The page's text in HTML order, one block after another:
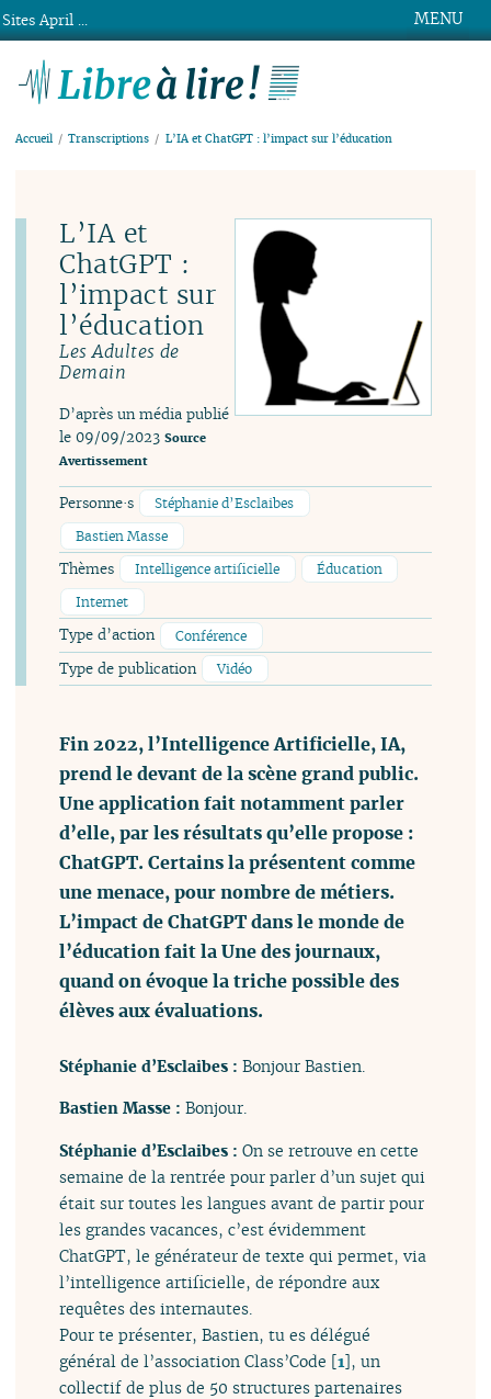
MENU
Accueil Transcriptions L’IA et ChatGPT : l’impact sur l’éducation
L’IA et
ChatGPT :
l’impact sur
l’éducation
Les Adultes de
Demain
D’après un média publié
le 09/09/2023 Source
Avertissement
Personne·s
Stéphanie d’Esclaibes
Bastien Masse
Thèmes Intelligence artificielle
Éducation
Internet
Type d’action Conférence
Type de publication Vidéo
Fin 2022, l’Intelligence Artificielle, IA,
prend le devant de la scène grand public.
Une application fait notamment parler
d’elle, par les résultats qu’elle propose :
ChatGPT. Certains la présentent comme
une menace, pour nombre de métiers.
L’impact de ChatGPT dans le monde de
l’éducation fait la Une des journaux,
quand on évoque la triche possible des
élèves aux évaluations.
Stéphanie d’Esclaibes :Bonjour Bastien.
Bastien Masse :Bonjour.
Stéphanie d’Esclaibes :On se retrouve en cette
semaine de la rentrée pour parler d’un sujet qui
était sur toutes les langues avant de partir pour
les grandes vacances, c’est évidemment
ChatGPT, le générateur de texte qui permet, via
l’intelligence artificielle, de répondre aux
requêtes des internautes.
Pour te présenter, Bastien, tu es délégué
général de l’association Class’Code [1], un
collectif de plus de 50 structures partenaires
Sites April ...